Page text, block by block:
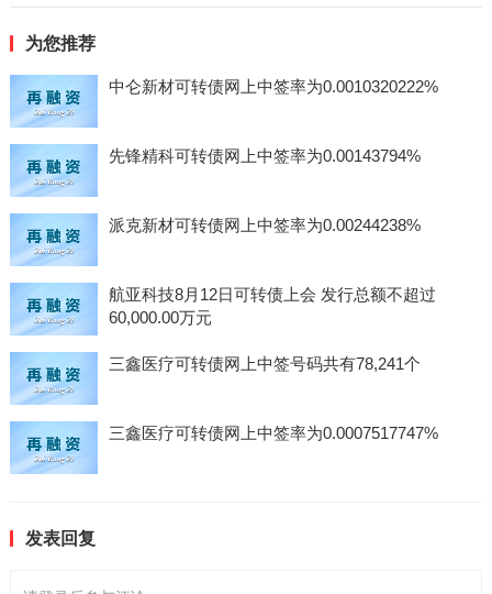
为您推荐
中仑新材可转债网上中签率为0.0010320222%
先锋精科可转债网上中签率为0.00143794%
派克新材可转债网上中签率为0.00244238%
航亚科技8月12日可转债上会 发行总额不超过
60,000.00万元
三鑫医疗可转债网上中签号码共有78,241个
三鑫医疗可转债网上中签率为0.0007517747%
发表回复